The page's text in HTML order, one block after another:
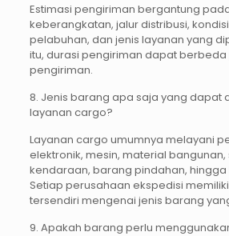
Estimasi pengiriman bergantung
keberangkatan, jalur distribusi,
pelabuhan, dan jenis layanan yang
itu, durasi pengiriman dapat
pengiriman.
8. Jenis barang apa saja yang dapat
layanan cargo?
Layanan cargo umumnya melayani
elektronik, mesin, material
kendaraan, barang pindahan,
Setiap perusahaan ekspedisi
tersendiri mengenai jenis barang
9. Apakah barang perlu